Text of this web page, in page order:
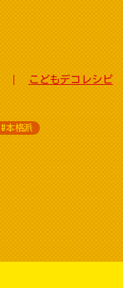
こどもデコレシピ
#本格派